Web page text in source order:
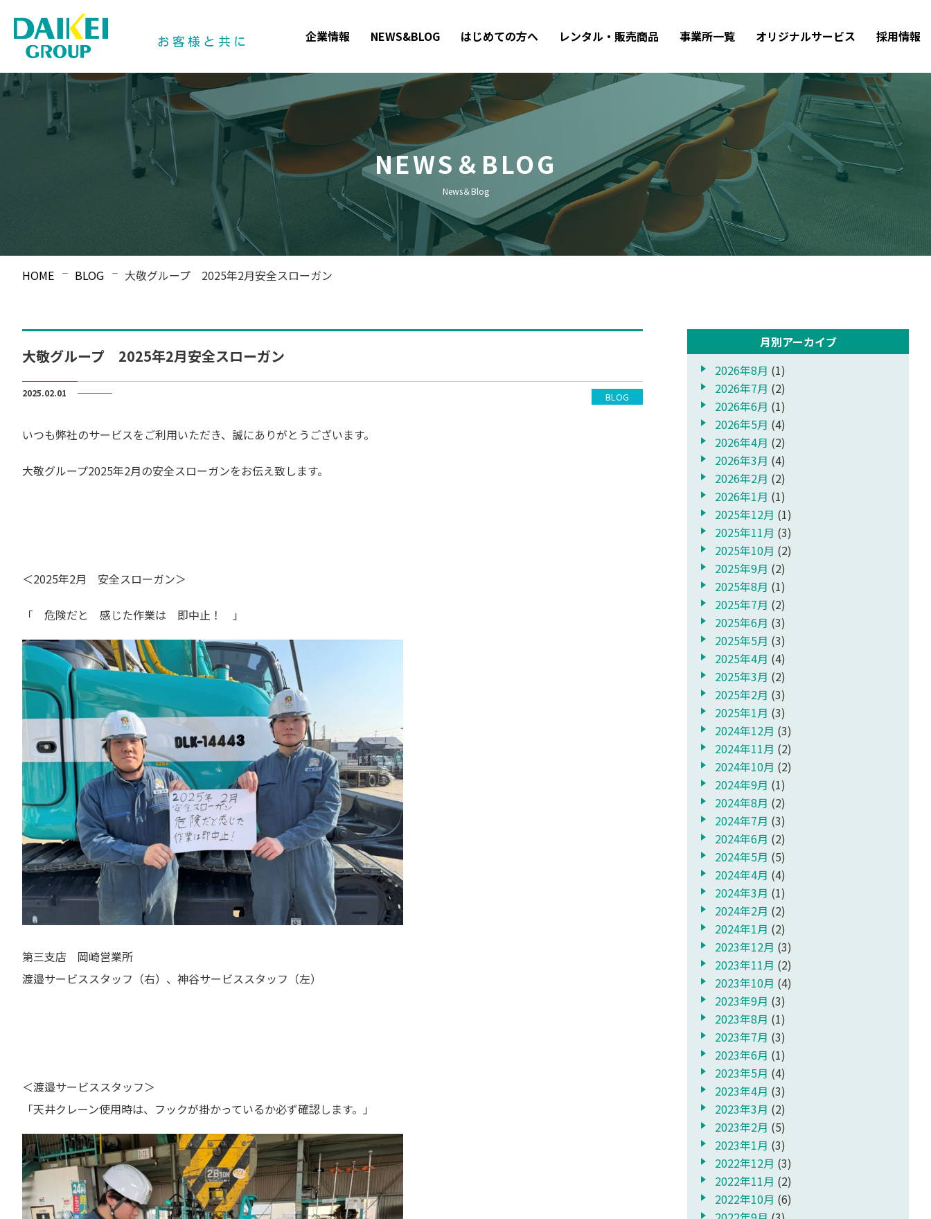
企業情報 NEWS&BLOG はじめての方へ レンタル・販売商品 事業所一覧 オリジナルサービス 採用情報
NEWS＆BLOG
News＆Blog
HOME BLOG 大敬グループ 2025年2月安全スローガン
大敬グループ 2025年2月安全スローガン
2025.02.01 BLOG
いつも弊社のサービスをご利用いただき、誠にありがとうございます。
大敬グループ2025年2月の安全スローガンをお伝え致します。
＜2025年2月 安全スローガン＞
「 危険だと 感じた作業は 即中止！ 」
第三支店 岡崎営業所
渡邉サービススタッフ（右）、神谷サービススタッフ（左）
＜渡邉サービススタッフ＞
「天井クレーン使用時は、フックが掛かっているか必ず確認します。」
月別アーカイブ
2026年8月 (1)
2026年7月 (2)
2026年6月 (1)
2026年5月 (4)
2026年4月 (2)
2026年3月 (4)
2026年2月 (2)
2026年1月 (1)
2025年12月 (1)
2025年11月 (3)
2025年10月 (2)
2025年9月 (2)
2025年8月 (1)
2025年7月 (2)
2025年6月 (3)
2025年5月 (3)
2025年4月 (4)
2025年3月 (2)
2025年2月 (3)
2025年1月 (3)
2024年12月 (3)
2024年11月 (2)
2024年10月 (2)
2024年9月 (1)
2024年8月 (2)
2024年7月 (3)
2024年6月 (2)
2024年5月 (5)
2024年4月 (4)
2024年3月 (1)
2024年2月 (2)
2024年1月 (2)
2023年12月 (3)
2023年11月 (2)
2023年10月 (4)
2023年9月 (3)
2023年8月 (1)
2023年7月 (3)
2023年6月 (1)
2023年5月 (4)
2023年4月 (3)
2023年3月 (2)
2023年2月 (5)
2023年1月 (3)
2022年12月 (3)
2022年11月 (2)
2022年10月 (6)